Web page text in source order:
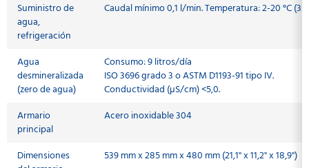
Suministro de
agua,
refrigeración
Caudal mínimo 0,1 l/min. Temperatura: 2-20 °C
Agua
desmineralizada
(zero de agua)
Consumo: 9 litros/día
ISO 3696 grado 3 o ASTM D1193-91 tipo IV.
Conductividad (µS/cm) <5,0.
Armario
principal
Acero inoxidable 304
Dimensiones
539 mm x 285 mm x 480 mm (21,1" x 11,2" x 18,9")